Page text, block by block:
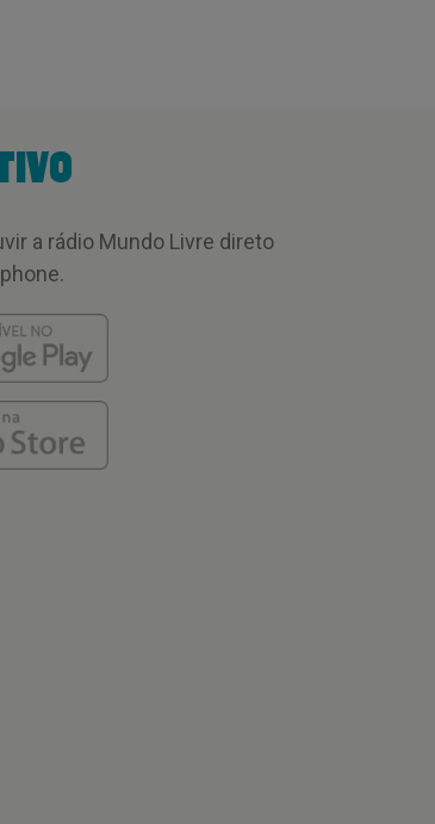
a rádio Mundo Livre direto